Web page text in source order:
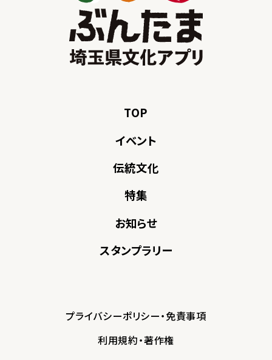
TOP
イベント
伝統文化
特集
お知らせ
スタンプラリー
プライバシーポリシー・免責事項
利用規約・著作権